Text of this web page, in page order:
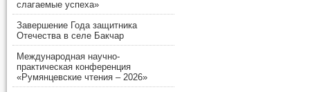
слагаемые успеха»
Завершение Года защитника
Отечества в селе Бакчар
Международная научно-
практическая конференция
«Румянцевские чтения – 2026»